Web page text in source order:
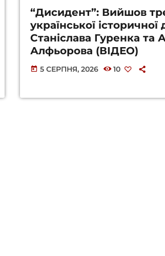
“Дисидент”: Вийшов
української
Станіслава Гуренка та
Алфьорова (ВІДЕО)
today 5 СЕРПНЯ, 2026 10